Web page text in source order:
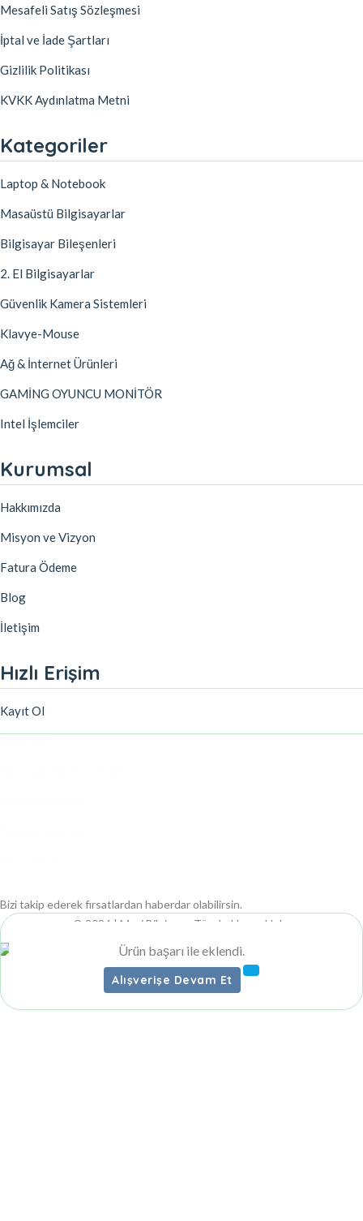
Mesafeli Satış Sözleşmesi
İptal ve İade Şartları
Gizlilik Politikası
KVKK Aydınlatma Metni
Kategoriler
Laptop & Notebook
Masaüstü Bilgisayarlar
Bilgisayar Bileşenleri
2. El Bilgisayarlar
Güvenlik Kamera Sistemleri
Klavye-Mouse
Ağ & İnternet Ürünleri
GAMİNG OYUNCU MONİTÖR
Intel İşlemciler
Kurumsal
Hakkımızda
Misyon ve Vizyon
Fatura Ödeme
Blog
İletişim
Hızlı Erişim
Kayıt Ol
Bizi takip ederek fırsatlardan haberdar olabilirsin.
© 2026 | Mavi Bilgisayar Tüm hakları saklıdır.
Ürün başarı ile eklendi.
Alışverişe Devam Et